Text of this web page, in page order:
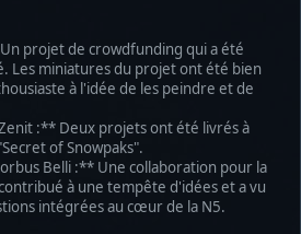
projet de crowdfunding qui a été
Les miniatures du projet ont été bien
à l'idée de les peindre et de
:** Deux projets ont été livrés à
of Snowpaks".
Belli :** Une collaboration pour la
à une tempête d'idées et a vu
intégrées au cœur de la N5.